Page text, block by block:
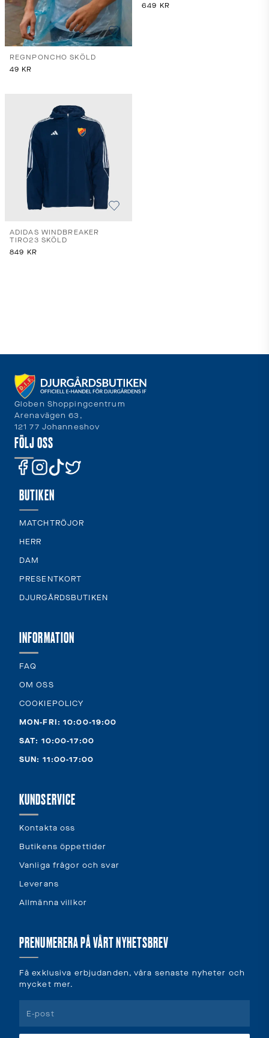
REGNPONCHO SKÖLD
49 KR
649 KR
ADIDAS WINDBREAKER
TIRO23 SKÖLD
849 KR
Globen Shoppingcentrum
Arenavägen 63,
121 77 Johanneshov
FÖLJ OSS
BUTIKEN
MATCHTRÖJOR
HERR
DAM
PRESENTKORT
DJURGÅRDSBUTIKEN
INFORMATION
FAQ
OM OSS
COOKIEPOLICY
MON-FRI: 10:00-19:00
SAT: 10:00-17:00
SUN: 11:00-17:00
KUNDSERVICE
Kontakta oss
Butikens öppettider
Vanliga frågor och svar
Leverans
Allmänna villkor
PRENUMERERA PÅ VÅRT NYHETSBREV
Få exklusiva erbjudanden, våra senaste nyheter och
mycket mer.